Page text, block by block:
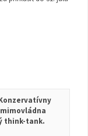
think-tank.